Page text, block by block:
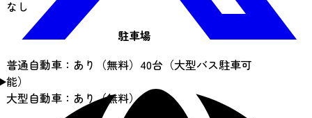
なし
駐車場
普通自動車：あり（無料）40台（大型バス駐車可
能）
大型自動車：あり（無料）